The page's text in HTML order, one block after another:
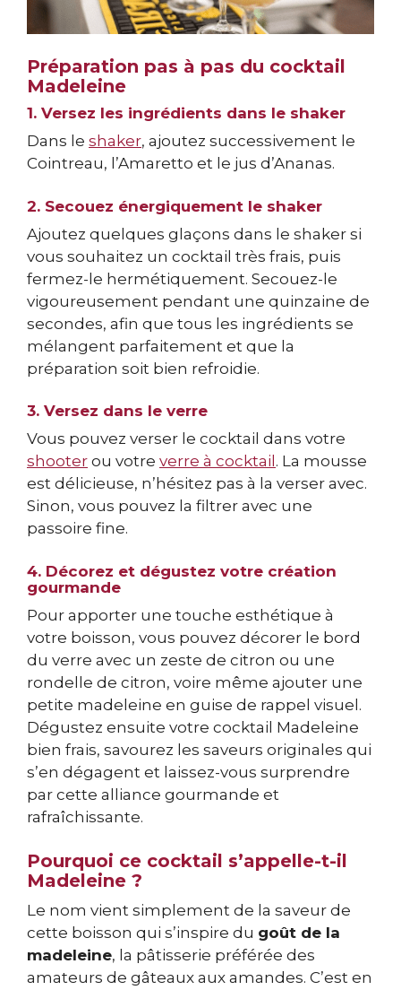
Préparation pas à pas du cocktail
Madeleine
1. Versez les ingrédients dans le shaker
Dans le shaker, ajoutez successivement le
Cointreau, l’Amaretto et le jus d’Ananas.
2. Secouez énergiquement le shaker
Ajoutez quelques glaçons dans le shaker si
vous souhaitez un cocktail très frais, puis
fermez-le hermétiquement. Secouez-le
vigoureusement pendant une quinzaine de
secondes, afin que tous les ingrédients se
mélangent parfaitement et que la
préparation soit bien refroidie.
3. Versez dans le verre
Vous pouvez verser le cocktail dans votre
shooter ou votre verre à cocktail . La mousse
est délicieuse, n’hésitez pas à la verser avec.
Sinon, vous pouvez la filtrer avec une
passoire fine.
4. Décorez et dégustez votre création
gourmande
Pour apporter une touche esthétique à
votre boisson, vous pouvez décorer le bord
du verre avec un zeste de citron ou une
rondelle de citron, voire même ajouter une
petite madeleine en guise de rappel visuel.
Dégustez ensuite votre cocktail Madeleine
bien frais, savourez les saveurs originales qui
s’en dégagent et laissez-vous surprendre
par cette alliance gourmande et
rafraîchissante.
Pourquoi ce cocktail s’appelle-t-il
Madeleine ?
Le nom vient simplement de la saveur de
cette boisson qui s’inspire du goût de la
madeleine, la pâtisserie préférée des
amateurs de gâteaux aux amandes. C’est en